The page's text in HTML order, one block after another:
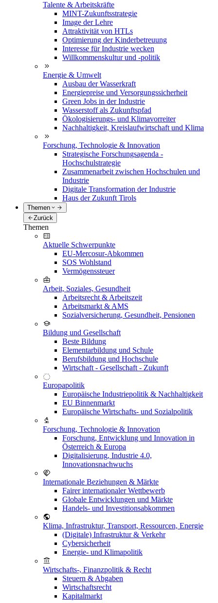
Talente & Arbeitskräfte
MINT-Zukunftsstrategie
Image der Lehre
Attraktivität von HTLs
Optimierung der Kinderbetreuung
Interesse für Industrie wecken
Willkommenskultur und -politik
Energie & Umwelt
Ausbau der Wasserkraft
Energiepreise und Versorgungssicherheit
Green Jobs in der Industrie
Wasserstoff als Zukunftspfad
Ökologisierungs- und Klimavorreiter
Nachhaltigkeit, Kreislaufwirtschaft und Klima
Forschung, Technologie & Innovation
Strategische Forschungsagenda -
Hochschulstrategie
Zusammenarbeit zwischen Hochschulen und
Industrie
Digitale Transformation der Industrie
Haus der Zukunft Tirols
Themen
Zurück
Themen
Aktuelle Schwerpunkte
EU-Mercosur-Abkommen
SOS Wohlstand
Vermögenssteuer
Arbeit, Soziales, Gesundheit
Arbeitsrecht & Arbeitszeit
Arbeitsmarkt & AMS
Sozialversicherung, Gesundheit, Pensionen
Bildung und Gesellschaft
Beste Bildung
Elementarbildung und Schule
Berufsbildung und Hochschule
Wirtschaft - Gesellschaft - Zukunft
Europapolitik
Europäische Industriepolitik & Nachhaltigkeit
EU Binnenmarkt
Europäische Wirtschafts- und Sozialpolitik
Forschung, Technologie & Innovation
Forschung, Entwicklung und Innovation in
Österreich & Europa
Digitalisierung, Industrie 4.0,
Innovationsnachwuchs
Internationale Beziehungen & Märkte
Fairer internationaler Wettbewerb
Globale Entwicklungen und Märkte
Handels- und Investitionsabkommen
Klima, Infrastruktur, Transport, Ressourcen, Energie
(Digitale) Infrastruktur & Verkehr
Cybersicherheit
Energie- und Klimapolitik
Wirtschafts-, Finanzpolitik & Recht
Steuern & Abgaben
Wirtschaftsrecht
Kapitalmarkt